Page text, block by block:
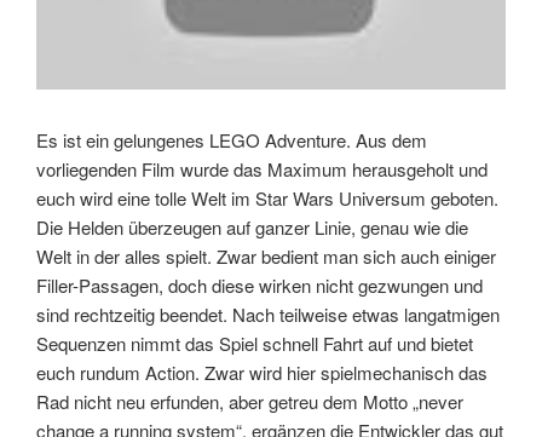
Es ist ein gelungenes LEGO Adventure. Aus dem
vorliegenden Film wurde das Maximum herausgeholt und
euch wird eine tolle Welt im Star Wars Universum geboten.
Die Helden überzeugen auf ganzer Linie, genau wie die
Welt in der alles spielt. Zwar bedient man sich auch einiger
Filler-Passagen, doch diese wirken nicht gezwungen und
sind rechtzeitig beendet. Nach teilweise etwas langatmigen
Sequenzen nimmt das Spiel schnell Fahrt auf und bietet
euch rundum Action. Zwar wird hier spielmechanisch das
Rad nicht neu erfunden, aber getreu dem Motto „never
change a running system“, ergänzen die Entwickler das gut